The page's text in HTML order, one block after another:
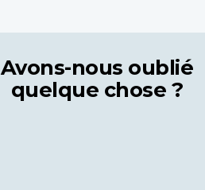
Avons-nous oublié
quelque chose ?